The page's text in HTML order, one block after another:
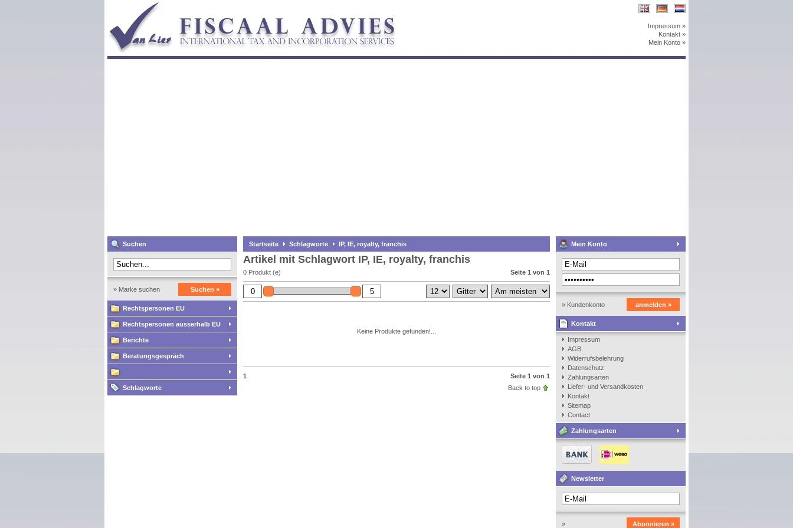
Impressum »
Kontakt »
Mein Konto »
Suchen
» Marke suchen Suchen »
Rechtspersonen EU
Rechtspersonen ausserhalb EU
Berichte
Beratungsgespräch
Schlagworte
Startseite Schlagworte IP, IE, royalty, franchis
Artikel mit Schlagwort IP, IE, royalty, franchis
0 Produkt (e) Seite 1 von 1
Keine Produkte gefunden!...
1
Seite 1 von 1
Back to top
Mein Konto
» Kundenkonto
anlegen
anmelden »
Kontakt
Impressum
AGB
Widerrufsbelehrung
Datenschutz
Zahlungsarten
Liefer- und Versandkosten
Kontakt
Sitemap
Contact
Zahlungsarten
Newsletter
» Abonnieren »